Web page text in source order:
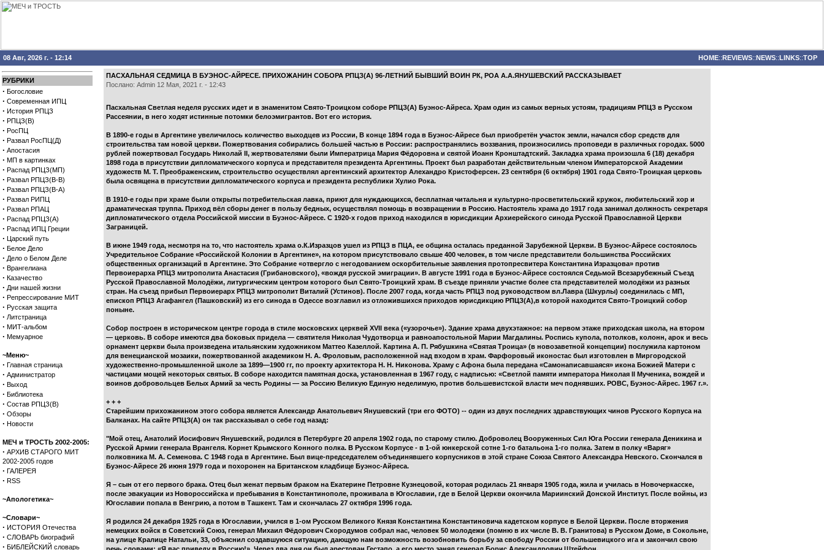
08 Авг, 2026 г. - 12:14 HOME::REVIEWS::NEWS::LINKS::TOP
РУБРИКИ
· Богословие
· Современная ИПЦ
· История РПЦЗ
· РПЦЗ(В)
· РосПЦ
· Развал РосПЦ(Д)
· Апостасия
· МП в картинках
· Распад РПЦЗ(МП)
· Развал РПЦЗ(В-В)
· Развал РПЦЗ(В-А)
· Развал РИПЦ
· Развал РПАЦ
· Распад РПЦЗ(А)
· Распад ИПЦ Греции
· Царский путь
· Белое Дело
· Дело о Белом Деле
· Врангелиана
· Казачество
· Дни нашей жизни
· Репрессирование МИТ
· Русская защита
· Литстраница
· МИТ-альбом
· Мемуарное
~Меню~
· Главная страница
· Администратор
· Выход
· Библиотека
· Состав РПЦЗ(В)
· Обзоры
· Новости
МЕЧ и ТРОСТЬ 2002-2005:
· АРХИВ СТАРОГО МИТ
2002-2005 годов
· ГАЛЕРЕЯ
· RSS
~Апологетика~
~Словари~
· ИСТОРИЯ Отечества
· СЛОВАРЬ биографий
· БИБЛЕЙСКИЙ словарь
ПАСХАЛЬНАЯ СЕДМИЦА В БУЭНОС-АЙРЕСЕ. ПРИХОЖАНИН СОБОРА РПЦЗ(А) 96-ЛЕТНИЙ БЫВШИЙ ВОИН РК, РОА А.А.ЯНУШЕВСКИЙ РАССКАЗЫВАЕТ
Послано: Admin 12 Мая, 2021 г. - 12:43
Пасхальная Светлая неделя русских идет и в знаменитом Свято-Троицком соборе РПЦЗ(А) Буэнос-Айреса. Храм один из самых верных устоям, традициям РПЦЗ в Русском
Рассеянии, в него ходят истинные потомки белоэмигрантов. Вот его история.
В 1890-е годы в Аргентине увеличилось количество выходцев из России, В конце 1894 года в Буэнос-Айресе был приобретён участок земли, начался сбор средств для
строительства там новой церкви. Пожертвования собирались большей частью в России: распространялись воззвания, произносились проповеди в различных городах. 5000
рублей пожертвовал Государь Николай II, жертвователями были Императрица Мария Фёдоровна и святой Иоанн Кронштадтский. Закладка храма произошла 6 (18) декабря
1898 года в присутствии дипломатического корпуса и представителя президента Аргентины. Проект был разработан действительным членом Императорской Академии
художеств М. Т. Преображенским, строительство осуществлял аргентинский архитектор Алехандро Кристоферсен. 23 сентября (6 октября) 1901 года Свято-Троицкая церковь
была освящена в присутствии дипломатического корпуса и президента республики Хулио Рока.
В 1910-е годы при храме были открыты потребительская лавка, приют для нуждающихся, бесплатная читальня и культурно-просветительский кружок, любительский хор и
драматическая труппа. Приход вёл сборы денег в пользу бедных, осуществлял помощь в возвращении в Россию. Настоятель храма до 1917 года занимал должность секретаря
дипломатического отдела Российской миссии в Буэнос-Айресе. С 1920-х годов приход находился в юрисдикции Архиерейского синода Русской Православной Церкви
Заграницей.
В июне 1949 года, несмотря на то, что настоятель храма о.К.Изразцов ушел из РПЦЗ в ПЦА, ее община осталась преданной Зарубежной Церкви. В Буэнос-Айресе состоялось
Учредительное Собрание «Российской Колонии в Аргентине», на котором присутствовало свыше 400 человек, в том числе представители большинства Российских
общественных организаций в Аргентине. Это Собрание «отвергло с негодованием оскорбительные заявления протопресвитера Константина Изразцова» против
Первоиерарха РПЦЗ митрополита Анастасия (Грибановского), «вождя русской эмиграции». В августе 1991 года в Буэнос-Айресе состоялся Седьмой Всезарубежный Съезд
Русской Православной Молодёжи, литургическим центром которого был Свято-Троицкий храм. В съезде приняли участие более ста представителей молодёжи из разных
стран. На съезд прибыл Первоиерарх РПЦЗ митрополит Виталий (Устинов). После 2007 года, когда часть РПЦЗ под руководством вл.Лавра (Шкурлы) соединилась с МП,
епископ РПЦЗ Агафангел (Пашковский) из его синода в Одессе возглавил из отложившихся приходов юрисдикцию РПЦЗ(А),в которой находится Свято-Троицкий собор
поныне.
Собор построен в историческом центре города в стиле московских церквей XVII века («узорочье»). Здание храма двухэтажное: на первом этаже приходская школа, на втором
— церковь. В соборе имеются два боковых придела — святителя Николая Чудотворца и равноапостольной Марии Магдалины. Роспись купола, потолков, колонн, арок и весь
орнамент церкви была произведена итальянским художником Маттео Казеллой. Картина А. П. Рябушкина «Святая Троица» (в новозаветной концепции) послужила картоном
для венецианской мозаики, пожертвованной академиком Н. А. Фроловым, расположенной над входом в храм. Фарфоровый иконостас был изготовлен в Миргородской
художественно-промышленной школе за 1899—1900 гг, по проекту архитектора Н. Н. Никонова. Храму с Афона была передана «Самонаписавшаяся» икона Божией Матери с
частицами мощей некоторых святых. В соборе находится памятная доска, установленная в 1967 году, с надписью: «Светлой памяти императора Николая II Мученика, вождей и
воинов добровольцев Белых Армий за честь Родины — за Россию Великую Единую неделимую, против большевистской власти меч поднявших. РОВС, Буэнос-Айрес. 1967 г.».
+ + +
Старейшим прихожанином этого собора является Александр Анатольевич Янушевский (три его ФОТО) -- один из двух последних здравствующих чинов Русского Корпуса на
Балканах. На сайте РПЦЗ(А) он так рассказывал о себе год назад:
"Мой отец, Анатолий Иосифович Янушевский, родился в Петербурге 20 апреля 1902 года, по старому стилю. Доброволец Вооруженных Сил Юга России генерала Деникина и
Русской Армии генерала Врангеля. Корнет Крымского Конного полка. В Русском Корпусе - в 1-ой юнкерской сотне 1-го батальона 1-го полка. Затем в полку «Варяг»
полковника М. А. Семенова. С 1948 года в Аргентине. Был вице-председателем объединявшего корпусников в этой стране Союза Святого Александра Невского. Скончался в
Буэнос-Айресе 26 июня 1979 года и похоронен на Британском кладбище Буэнос-Айреса.
Я – сын от его первого брака. Отец был женат первым браком на Екатерине Петровне Кузнецовой, которая родилась 21 января 1905 года, жила и училась в Новочеркасске,
после эвакуации из Новороссийска и пребывания в Константинополе, проживала в Югославии, где в Белой Церкви окончила Мариинский Донской Институт. После войны, из
Югославии попала в Венгрию, а потом в Ташкент. Там и скончалась 27 октября 1996 года.
Я родился 24 декабря 1925 года в Югославии, учился в 1-ом Русском Великого Князя Константина Константиновича кадетском корпусе в Белой Церкви. После вторжения
немецких войск в Советский Союз, генерал Михаил Фёдорович Скородумов собрал нас, человек 50 молодежи (помню в их числе В. В. Гранитова) в Русском Доме, в Сокольне,
на улице Кралице Натальи, 33, объяснил создавшуюся ситуацию, дающую нам возможность возобновить борьбу за свободу России от большевицкого ига и закончил свою